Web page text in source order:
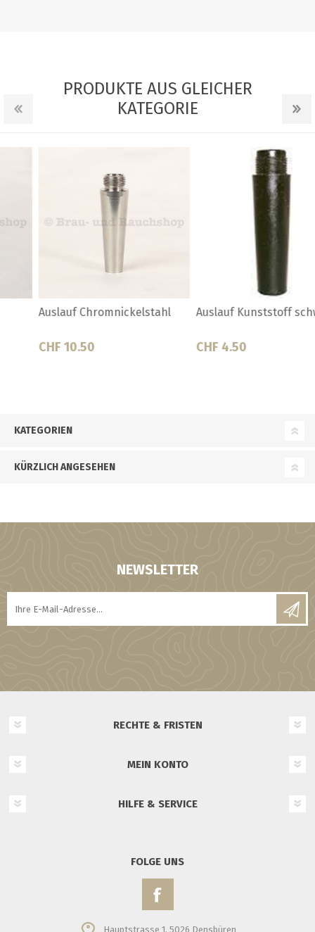
PRODUKTE AUS GLEICHER
KATEGORIE
Auslauf Kunststoff schwarz
CHF 4.50
Barglocke
CHF 25.00
KATEGORIEN
KÜRZLICH ANGESEHEN
NEWSLETTER
RECHTE & FRISTEN
MEIN KONTO
HILFE & SERVICE
FOLGE UNS
Hauptstrasse 1, 5026 Densbüren